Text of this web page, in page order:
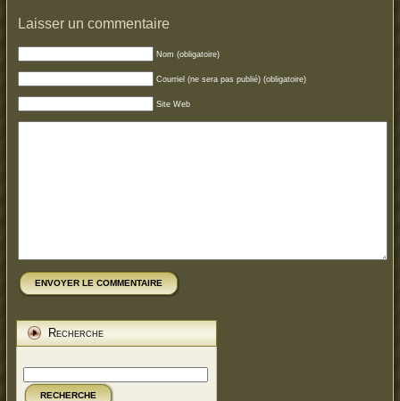
Laisser un commentaire
Nom (obligatoire)
Courriel (ne sera pas publié) (obligatoire)
Site Web
ENVOYER LE COMMENTAIRE
Recherche
RECHERCHE